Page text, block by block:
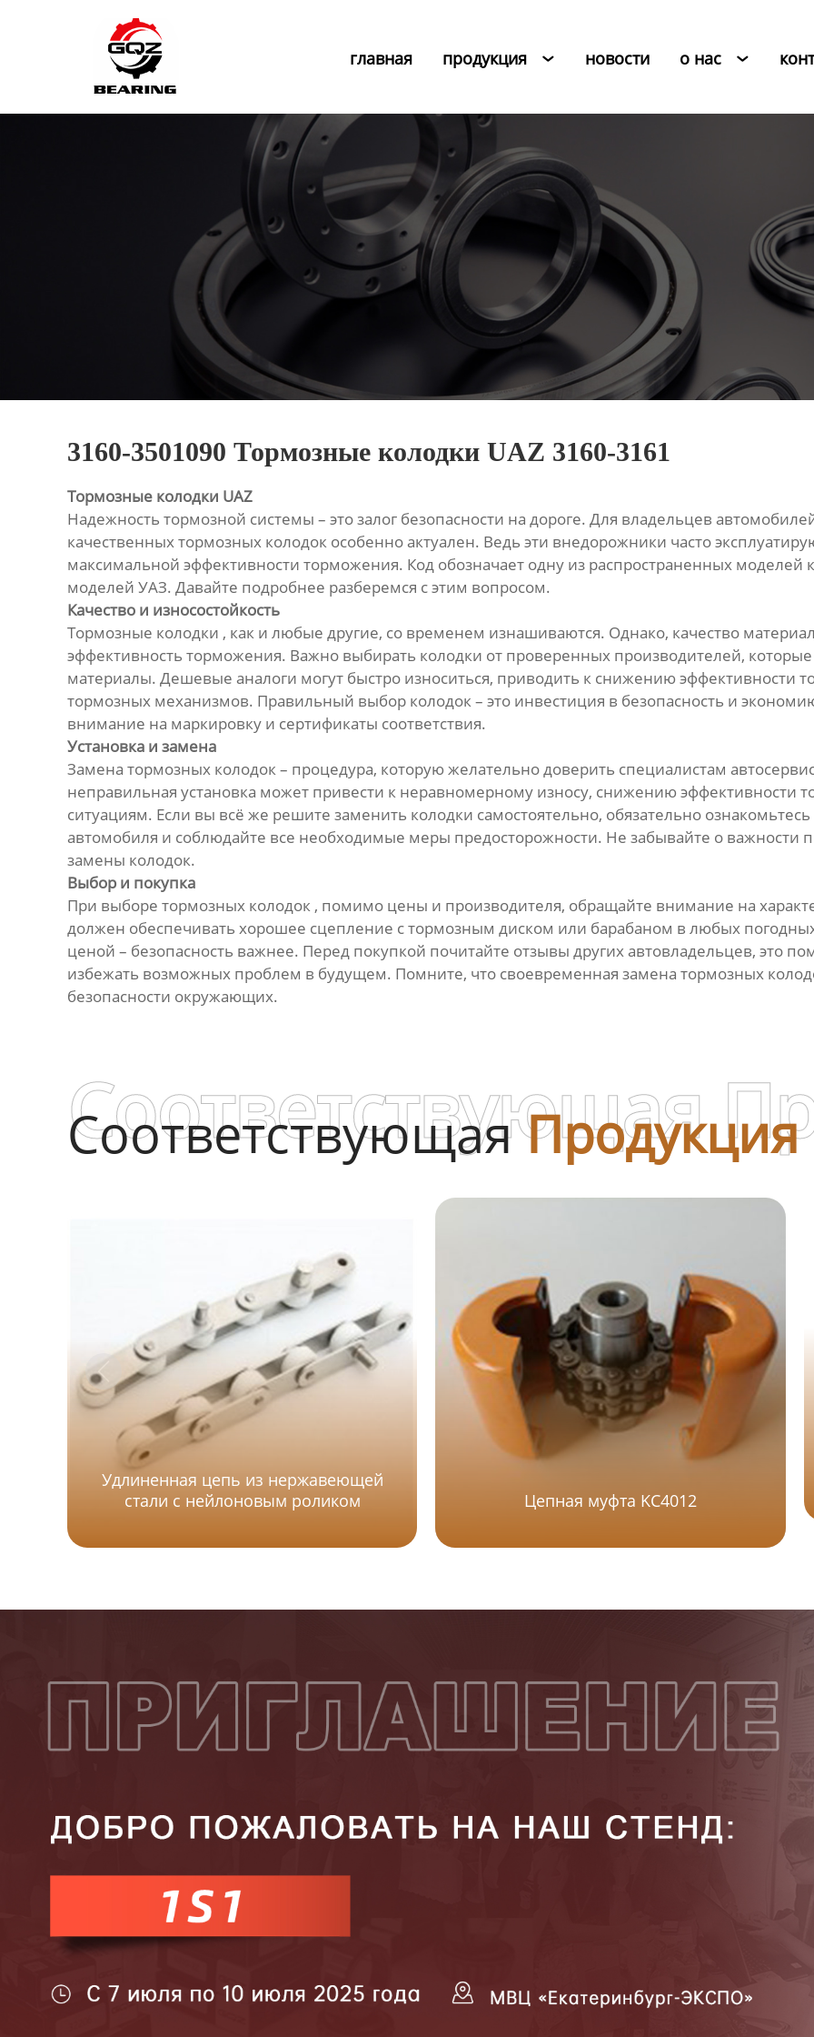
главная продукция  новости о нас 
Новости
3160-3501090 Тормозные колодки UAZ 3160-3161
Тормозные колодки UAZ
Надежность тормозной системы – это залог безопасности на дороге. Для владельцев
качественных тормозных колодок особенно актуален. Ведь эти внедорожники часто
максимальной эффективности торможения. Код обозначает одну из распространенных
моделей УАЗ. Давайте подробнее разберемся с этим вопросом.
Качество и износостойкость
Тормозные колодки , как и любые другие, со временем изнашиваются. Однако, качество
эффективность торможения. Важно выбирать колодки от проверенных производителей,
материалы. Дешевые аналоги могут быстро износиться, приводить к снижению
тормозных механизмов. Правильный выбор колодок – это инвестиция в безопасность и
внимание на маркировку и сертификаты соответствия.
Установка и замена
Замена тормозных колодок – процедура, которую желательно доверить специалистам
неправильная установка может привести к неравномерному износу, снижению эффективности
ситуациям. Если вы всё же решите заменить колодки самостоятельно, обязательно
автомобиля и соблюдайте все необходимые меры предосторожности. Не забывайте о важности
замены колодок.
Выбор и покупка
При выборе тормозных колодок , помимо цены и производителя, обращайте внимание на
должен обеспечивать хорошее сцепление с тормозным диском или барабаном в любых погодных
ценой – безопасность важнее. Перед покупкой почитайте отзывы других автовладельцев, это
избежать возможных проблем в будущем. Помните, что своевременная замена тормозных
безопасности окружающих.
СоответствующаяПродукция
Соответствующая
Удлиненная цепь из нержавеющей
стали с нейлоновым роликом
Цепная муфта KC4012